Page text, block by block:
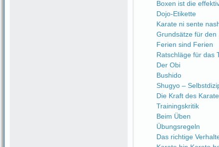
Boxen ist die
Dojo-Etikette
Karate ni sente
Grundsätze für den
Ferien sind Ferien
Ratschläge für das
Der Obi
Bushido
Shugyo –
Die Kraft des Karate
Trainingskritik
Beim Üben
Übungsregeln
Das richtige